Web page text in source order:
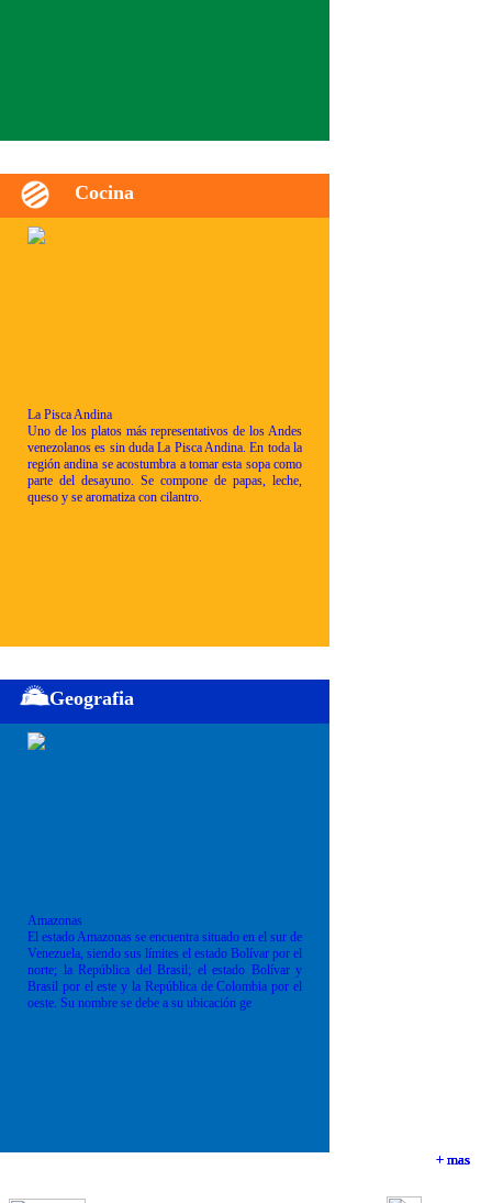
+ mas
+ mas
Cocina
La Pisca Andina
Uno de los platos más representativos de los Andes
venezolanos es sin duda La Pisca Andina. En toda la
región andina se acostumbra a tomar esta sopa como
parte del desayuno. Se compone de papas, leche,
queso y se aromatiza con cilantro.
+ mas
Geografia
Amazonas
El estado Amazonas se encuentra situado en el sur de
Venezuela, siendo sus límites el estado Bolívar por el
norte; la República del Brasil; el estado Bolívar y
Brasil por el este y la República de Colombia por el
oeste. Su nombre se debe a su ubicación ge
+ mas